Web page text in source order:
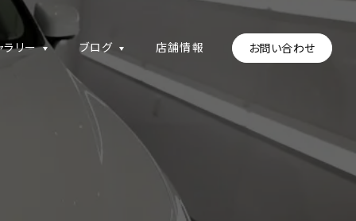
ラリー ブログ 店舗情報 お問い合わせ